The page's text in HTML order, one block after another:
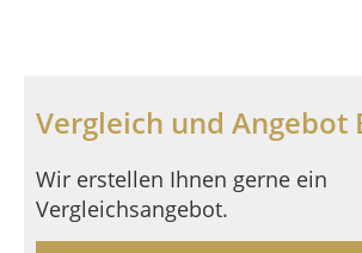
Vergleich und Angebot
Wir erstellen Ihnen gerne ein
Vergleichsangebot.